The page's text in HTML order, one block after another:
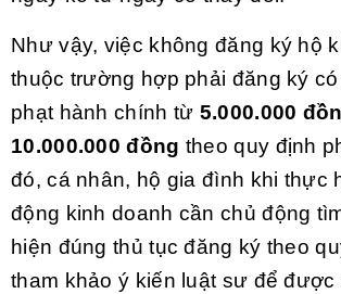
Như vậy, việc không đăng ký hộ
thuộc trường hợp phải đăng ký
phạt hành chính từ 5.000.000
10.000.000 đồng theo quy định
đó, cá nhân, hộ gia đình khi thực
động kinh doanh cần chủ động
hiện đúng thủ tục đăng ký theo
tham khảo ý kiến luật sư để được